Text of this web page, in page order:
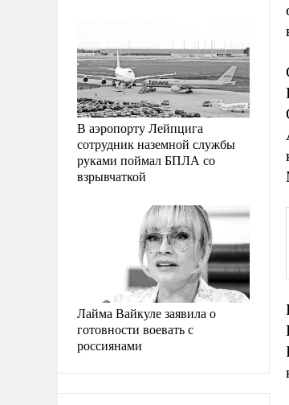
В аэропорту Лейпцига
сотрудник наземной службы
руками поймал БПЛА со
взрывчаткой
Лайма Вайкуле заявила о
готовности воевать с
россиянами